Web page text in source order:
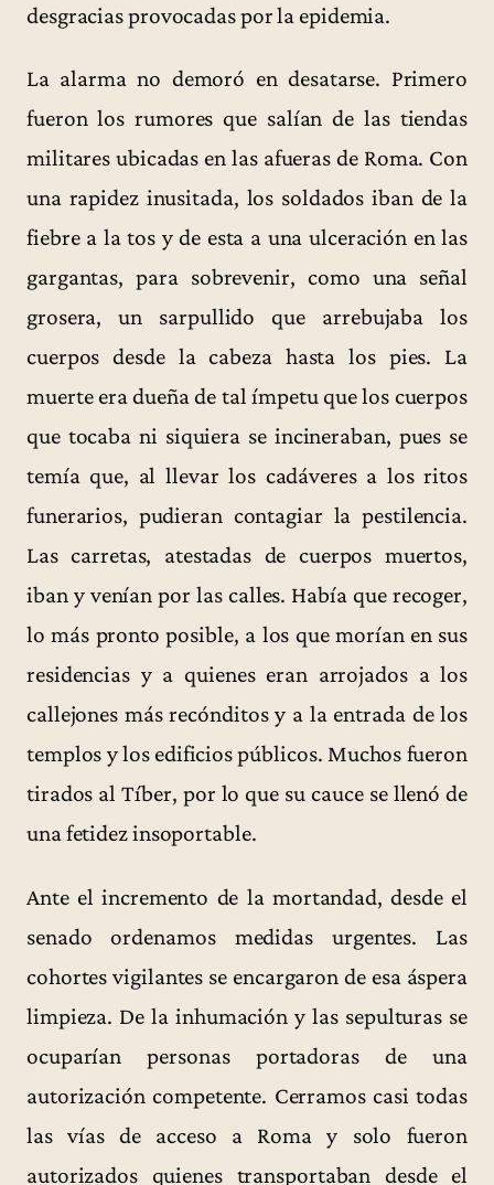
desgracias provocadas por la epidemia.
La alarma no demoró en desatarse. Primero
fueron los rumores que salían de las tiendas
militares ubicadas en las afueras de Roma. Con
una rapidez inusitada, los soldados iban de la
fiebre a la tos y de esta a una ulceración en las
gargantas, para sobrevenir, como una señal
grosera, un sarpullido que arrebujaba los
cuerpos desde la cabeza hasta los pies. La
muerte era dueña de tal ímpetu que los cuerpos
que tocaba ni siquiera se incineraban, pues se
temía que, al llevar los cadáveres a los ritos
funerarios, pudieran contagiar la pestilencia.
Las carretas, atestadas de cuerpos muertos,
iban y venían por las calles. Había que recoger,
lo más pronto posible, a los que morían en sus
residencias y a quienes eran arrojados a los
callejones más recónditos y a la entrada de los
templos y los edificios públicos. Muchos fueron
tirados al Tíber, por lo que su cauce se llenó de
una fetidez insoportable.
Ante el incremento de la mortandad, desde el
senado ordenamos medidas urgentes. Las
cohortes vigilantes se encargaron de esa áspera
limpieza. De la inhumación y las sepulturas se
ocuparían personas portadoras de una
autorización competente. Cerramos casi todas
las vías de acceso a Roma y solo fueron
autorizados quienes transportaban desde el